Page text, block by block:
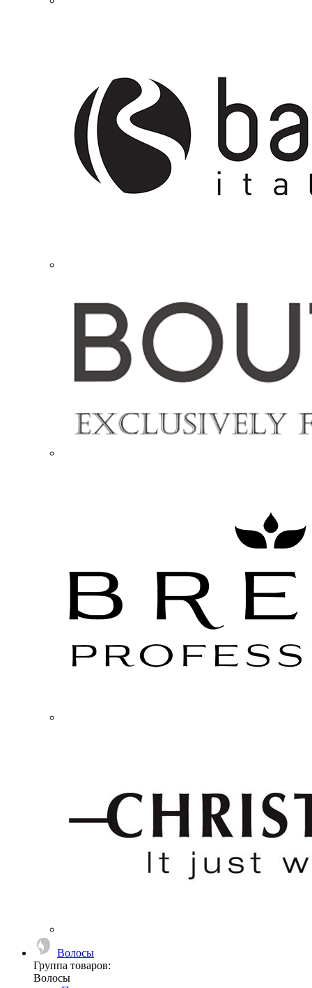
Волосы
Группа товаров:
Волосы